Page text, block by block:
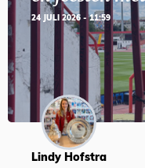
24 JULI 2026 - 11:59
Lindy Hofstra